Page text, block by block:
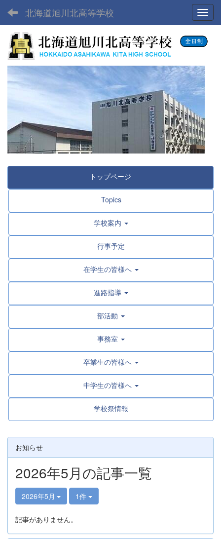
北海道旭川北高等学校
トップページ
Topics
学校案内
行事予定
在学生の皆様へ
進路指導
部活動
事務室
卒業生の皆様へ
中学生の皆様へ
学校祭情報
お知らせ
2026年5月の記事一覧
2026年5月 1件
記事がありません。